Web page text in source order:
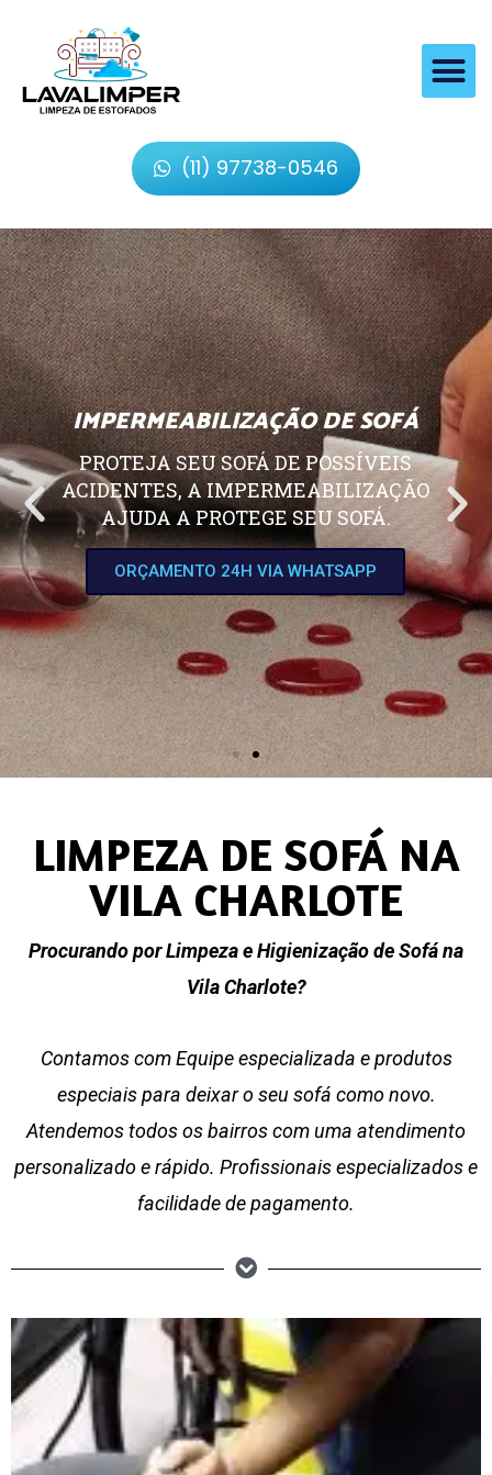
(11) 97738-0546
IMPERMEABILIZAÇÃO DE SOFÁ
PROTEJA SEU SOFÁ DE POSSÍVEIS
ACIDENTES, A IMPERMEABILIZAÇÃO
AJUDA A PROTEGE SEU SOFÁ.
ORÇAMENTO 24H VIA WHATSAPP
LIMPEZA DE SOFÁ NA
VILA CHARLOTE
Procurando por Limpeza e Higienização de Sofá na
Vila Charlote?
Contamos com Equipe especializada e produtos
especiais para deixar o seu sofá como novo.
Atendemos todos os bairros com uma atendimento
personalizado e rápido. Profissionais especializados e
facilidade de pagamento.